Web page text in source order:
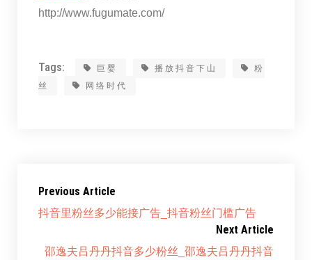
http://www.fugumate.com/
Tags: 巨婴 播放抖音下山
粉
丝
网络时代
Previous Article
抖音里粉丝多少能接广告_抖音粉丝门槛广告
Next Article
邵逸夫吕丹丹抖音多少粉丝_邵逸夫吕丹丹抖音